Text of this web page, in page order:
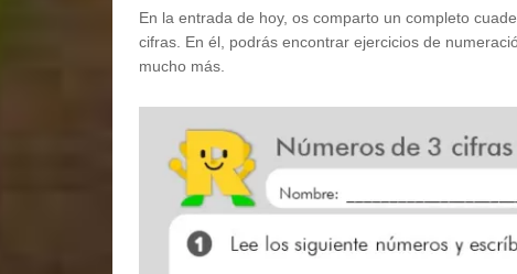
En la entrada de hoy, os comparto un completo
cifras. En él, podrás encontrar ejercicios de
mucho más.